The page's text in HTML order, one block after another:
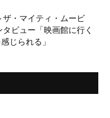
ザ・マイティ・ムービ
ビュー「映画館に行く
じられる」